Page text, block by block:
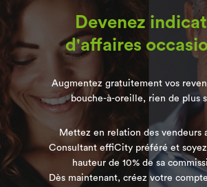
Devenez
d'affaires
Augmentez gratuitement vos
bouche-à-oreille, rien de plus
Mettez en relation des vendeurs
Consultant effiCity préféré et
hauteur de 10% de sa
Dès maintenant, créez votre